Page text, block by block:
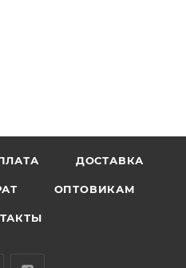
ДОСТАВКА
ОПТОВИКАМ